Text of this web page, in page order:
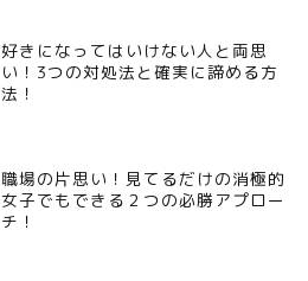
好きになってはいけない人と両思
い！3つの対処法と確実に諦める方
法！
職場の片思い！見てるだけの消極的
女子でもできる２つの必勝アプロー
チ！